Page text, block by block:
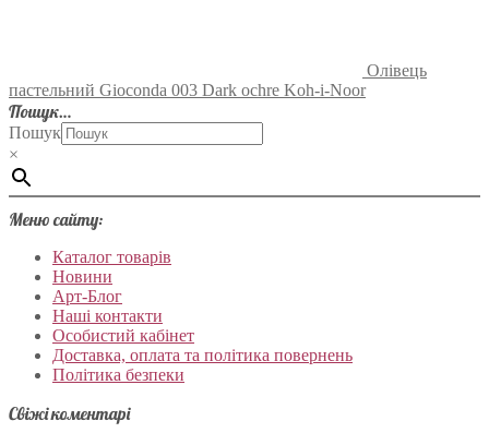
Олівець
пастельний Gioconda 003 Dark ochre Koh-i-Noor
Пошук…
Пошук
×
Меню сайту:
Каталог товарів
Новини
Арт-Блог
Наші контакти
Особистий кабінет
Доставка, оплата та політика повернень
Політика безпеки
Свіжі коментарі